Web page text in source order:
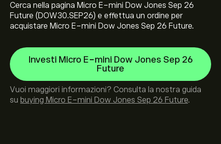
Cerca nella pagina Micro E-mini Dow Jones Sep 26
Future (DOW30.SEP26) e effettua un ordine per
acquistare Micro E-mini Dow Jones Sep 26 Future.
Investi Micro E-mini Dow Jones Sep 26
Future
Vuoi maggiori informazioni? Consulta la nostra guida
su buying Micro E-mini Dow Jones Sep 26 Future.